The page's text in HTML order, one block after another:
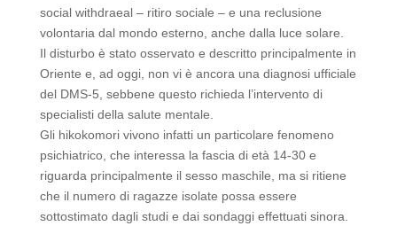
social withdraeal – ritiro sociale – e una reclusione
volontaria dal mondo esterno, anche dalla luce solare.
Il disturbo è stato osservato e descritto principalmente in
Oriente e, ad oggi, non vi è ancora una diagnosi ufficiale
del DMS-5, sebbene questo richieda l’intervento di
specialisti della salute mentale.
Gli hikokomori vivono infatti un particolare fenomeno
psichiatrico, che interessa la fascia di età 14-30 e
riguarda principalmente il sesso maschile, ma si ritiene
che il numero di ragazze isolate possa essere
sottostimato dagli studi e dai sondaggi effettuati sinora.